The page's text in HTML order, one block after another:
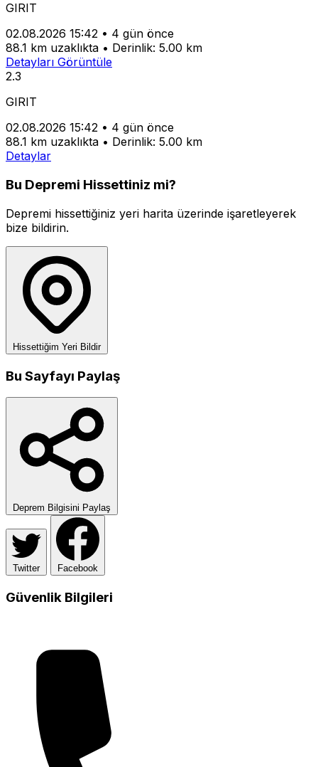
GIRIT
02.08.2026 15:42 • 4 gün önce
88.1 km uzaklıkta • Derinlik: 5.00 km
Detayları Görüntüle
2.3
GIRIT
02.08.2026 15:42 • 4 gün önce
88.1 km uzaklıkta • Derinlik: 5.00 km
Detaylar
Bu Depremi Hissettiniz mi?
Depremi hissettiğiniz yeri harita üzerinde işaretleyerek
bize bildirin.
Hissettiğim Yeri Bildir
Bu Sayfayı Paylaş
Deprem Bilgisini Paylaş
Twitter Facebook
Güvenlik Bilgileri